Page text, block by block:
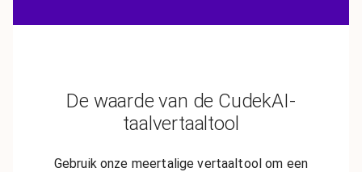
De waarde van de CudekAI-
taalvertaaltool
Gebruik onze meertalige vertaaltool om een